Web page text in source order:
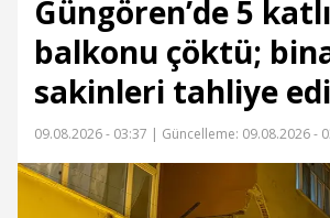
Güngören’de 5
balkonu çöktü;
sakinleri tahliye
09.08.2026 - 03:37 | Güncelleme: 09.08.2026 -